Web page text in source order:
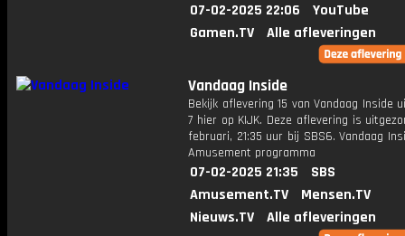
07-02-2025 22:06
YouTube
Gamen.TV
Alle afleveringen
Vandaag Inside
Bekijk aflevering 15 van Vandaag Inside
7 hier op KIJK. Deze aflevering is
februari, 21:35 uur bij SBS6. Vandaag
Amusement programma
07-02-2025 21:35
SBS
Amusement.TV
Mensen.TV
Nieuws.TV
Alle afleveringen